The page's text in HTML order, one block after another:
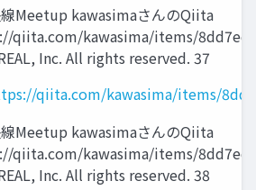
Meetup kawasimaさんのQiita
qiita.com/kawasima/items/
Inc. All rights reserved. 37
qiita.com/kawasima/items/
Meetup kawasimaさんのQiita
qiita.com/kawasima/items/
Inc. All rights reserved. 38